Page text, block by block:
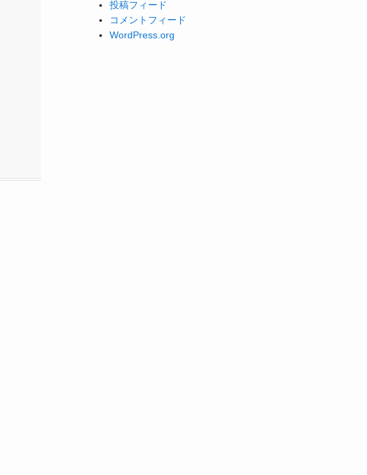
投稿フィード
コメントフィード
WordPress.org